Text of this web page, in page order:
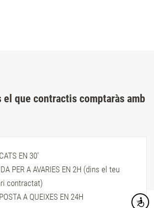
que contractis comptaràs amb
EN 30'
PER A AVARIES EN 2H (dins el teu
contractat)
A QUEIXES EN 24H